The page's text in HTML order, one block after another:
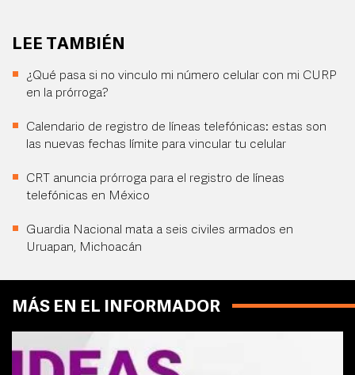
LEE TAMBIÉN
¿Qué pasa si no vinculo mi número celular con mi CURP
en la prórroga?
Calendario de registro de líneas telefónicas: estas son
las nuevas fechas límite para vincular tu celular
CRT anuncia prórroga para el registro de líneas
telefónicas en México
Guardia Nacional mata a seis civiles armados en
Uruapan, Michoacán
MÁS EN EL INFORMADOR